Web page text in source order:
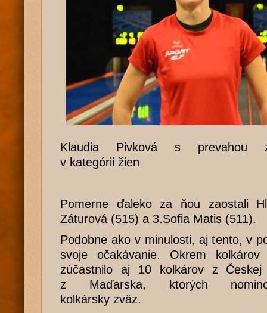
Klaudia Pivková s prevahou
v kategórii žien
Pomerne ďaleko za ňou zaostali
Záturová (515) a 3.Sofia Matis (511).
Podobne ako v minulosti, aj tento, v
svoje očakávanie. Okrem
zúčastnilo aj 10 kolkárov z
z Maďarska, ktorých
kolkársky zväz.